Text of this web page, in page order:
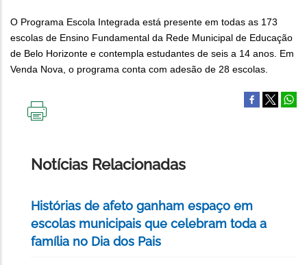
O Programa Escola Integrada está presente em todas as 173
escolas de Ensino Fundamental da Rede Municipal de Educação
de Belo Horizonte e contempla estudantes de seis a 14 anos. Em
Venda Nova, o programa conta com adesão de 28 escolas.
Notícias Relacionadas
Histórias de afeto ganham espaço em
escolas municipais que celebram toda a
família no Dia dos Pais